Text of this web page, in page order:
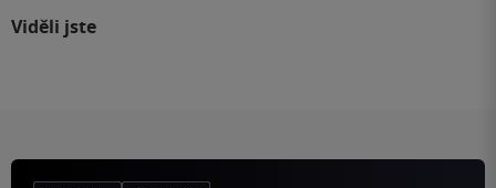
Viděli jste